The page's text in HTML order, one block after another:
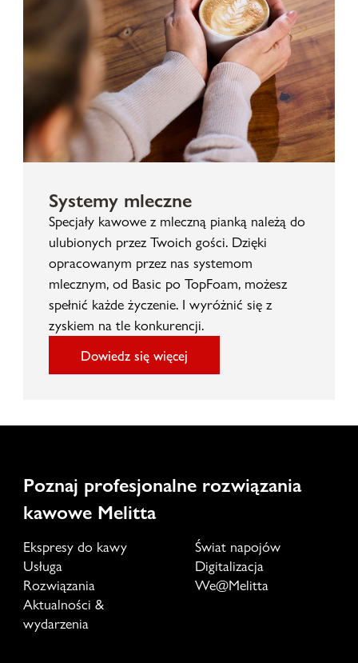
Systemy mleczne
Specjały kawowe z mleczną pianką należą do
ulubionych przez Twoich gości. Dzięki
opracowanym przez nas systemom
mlecznym, od Basic po TopFoam, możesz
spełnić każde życzenie. I wyróżnić się z
zyskiem na tle konkurencji.
Dowiedz się więcej
Poznaj profesjonalne rozwiązania
kawowe Melitta
Ekspresy do kawy
Świat napojów
Usługa
Digitalizacja
Rozwiązania
We@Melitta
Aktualności &
wydarzenia